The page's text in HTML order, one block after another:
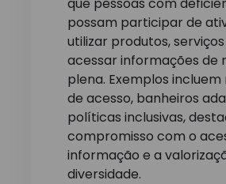
possam participar de
utilizar produtos,
acessar informações de
plena. Exemplos
de acesso, banheiros
políticas inclusivas,
compromisso com o
informação e a
diversidade.